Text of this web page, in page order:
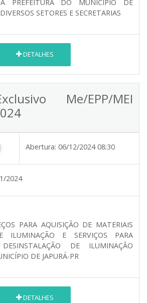
PREFEITURA DO MUNICÍPIO DE
SETORES E SECRETARIAS
DETALHES
Me/EPP/MEI
Abertura: 06/12/2024 08:30
2024
PARA AQUISIÇÃO DE MATERIAIS
ILUMINAÇÃO E SERVIÇOS PARA
DE ILUMINAÇÃO
DE JAPURÁ-PR
DETALHES